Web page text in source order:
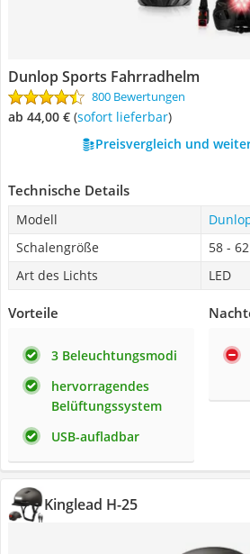
Dunlop Sports Fahrradhelm
800 Bewertungen
ab 44,00 € ( Sofort lieferbar)
Preisvergleich und
Technische Details
Modell
Schalengröße
58 -
Art des Lichts
LED
Vorteile
3 Beleuchtungsmodi
hervorragendes
Belüftungssystem
USB-aufladbar
Kinglead H-25